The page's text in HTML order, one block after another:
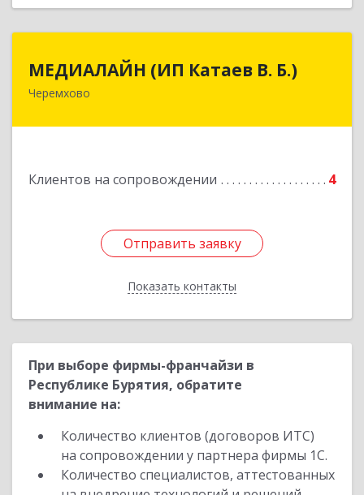
МЕДИАЛАЙН (ИП Катаев В. Б.)
Черемхово
Клиентов на сопровождении 4
Отправить заявку
Показать контакты
МЕДИАЛАЙН (ИП Катаев В. Б.)
665413, Иркутская обл, Черемхово г, Ленина ул,
Отправить заявку
Назад
При выборе фирмы-франчайзи в
Республике Бурятия, обратите
внимание на:
Количество клиентов (договоров ИТС)
на сопровождении у партнера фирмы 1С.
Количество специалистов, аттестованных